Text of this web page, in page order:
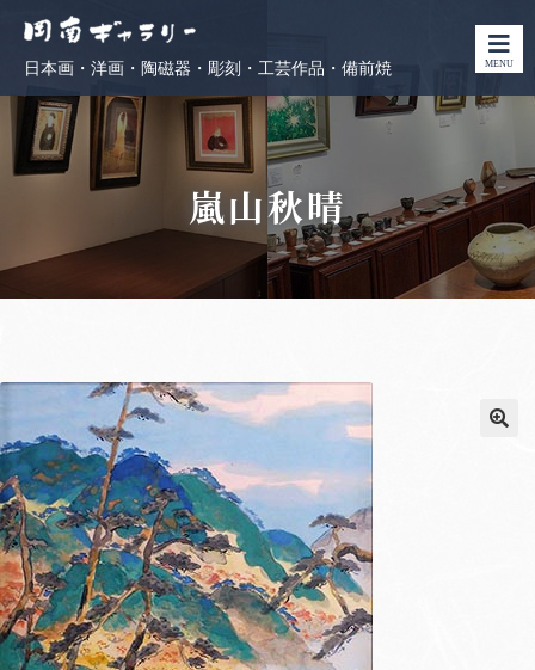
日本画・洋画・陶磁器・彫刻・工芸作品・備前焼 MENU
嵐山秋晴